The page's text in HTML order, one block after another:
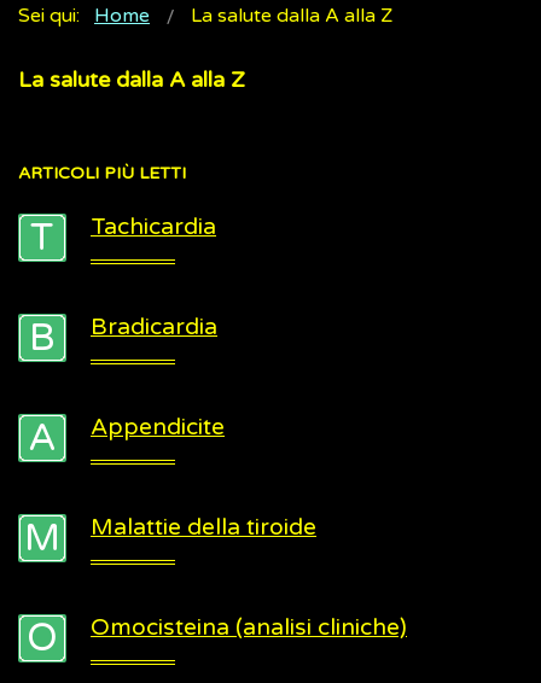
Sei qui: Home La salute dalla A alla Z
La salute dalla A alla Z
ARTICOLI PIÙ LETTI
Tachicardia
Bradicardia
Appendicite
Malattie della tiroide
Omocisteina (analisi cliniche)